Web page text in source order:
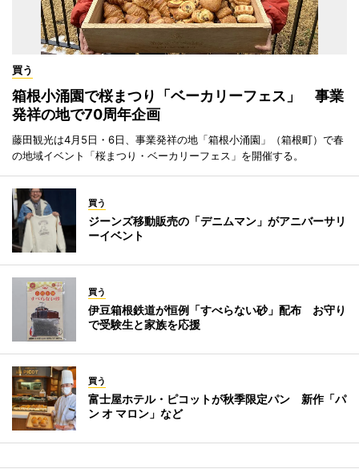
買う
箱根小涌園で桜まつり「ベーカリーフェス」 事業
発祥の地で70周年企画
藤田観光は4月5日・6日、事業発祥の地「箱根小涌園」（箱根町）で春
の地域イベント「桜まつり・ベーカリーフェス」を開催する。
買う
ジーンズ移動販売の「デニムマン」がアニバーサリ
ーイベント
買う
伊豆箱根鉄道が恒例「すべらない砂」配布 お守り
で受験生と家族を応援
買う
富士屋ホテル・ピコットが秋季限定パン 新作「パ
ン オ マロン」など